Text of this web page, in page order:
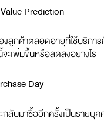
Prediction
งลูกค้าตลอดอายุที่ใช้บริกา
ะเพิ่มขึ้นหรือลดลงอย่างไร
Day
ลับมาซื้ออีกครั้งเป็นรายบุค